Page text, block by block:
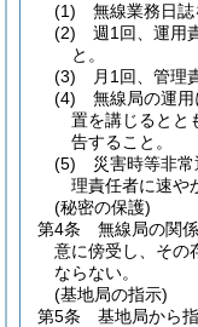
(1)
無線業務日誌
(2)
週1回、運用
と。
(3)
月1回、管理
(4)
無線局の運
置を講じるとと
告すること。
(5)
災害時等非
理責任者に速や
(秘密の保護)
第4条
無線局の関
意に傍受し、その
ならない。
(基地局の指示)
第5条
基地局から